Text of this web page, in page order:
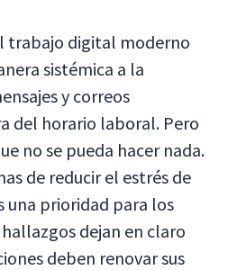
trabajo digital moderno
sistémica a la
y correos
del horario laboral. Pero
no se pueda hacer nada.
de reducir el estrés de
una prioridad para los
dejan en claro
deben renovar sus